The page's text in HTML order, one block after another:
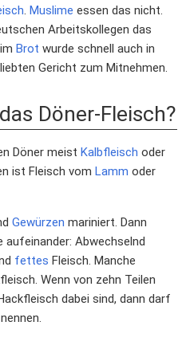
. Muslime essen das nicht.
Arbeitskollegen das
Brot wurde schnell auch in
Gericht zum Mitnehmen.
Döner-Fleisch?
Döner meist Kalbfleisch oder
ist Fleisch vom Lamm oder
Gewürzen mariniert. Dann
Abwechselnd
fettes Fleisch. Manche
Wenn von zehn Teilen
dabei sind, dann darf